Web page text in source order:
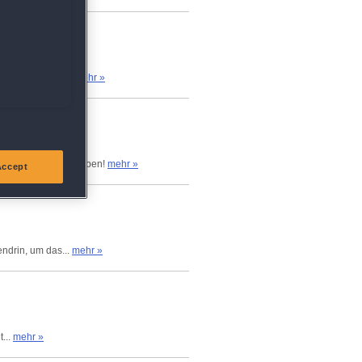
sondern...
mehr »
die Farm zu betreiben! mehr »
um das... mehr »
mehr »